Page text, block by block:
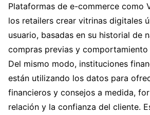
Plataformas de e-commerce como
los retailers crear vitrinas digitales
usuario, basadas en su historial de
compras previas y comportamiento
Del mismo modo, instituciones
están utilizando los datos para
financieros y consejos a medida,
relación y la confianza del cliente.